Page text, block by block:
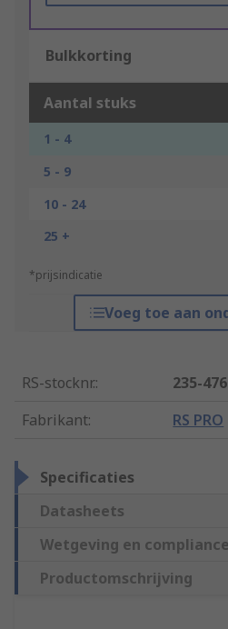
Bulkkorting
Aantal stuks
1 - 4
5 - 9
10 - 24
25 +
*prijsindicatie
Voeg toe aan
RS-stocknr.:
235-
Fabrikant: RS PRO
Specificaties
Datasheets
Wetgeving en compliance
Productomschrijving